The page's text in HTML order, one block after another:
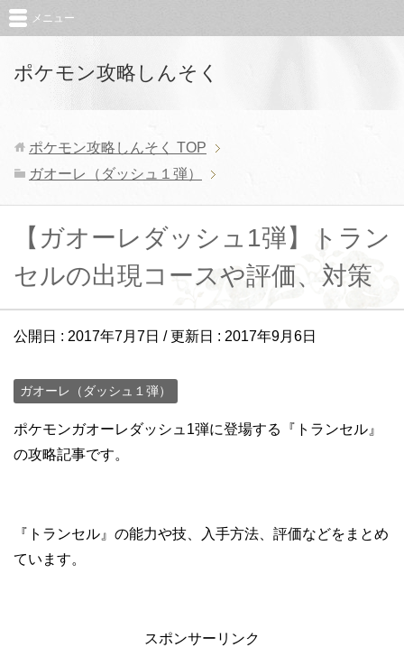
ポケモン攻略しんそく
メニュー
ポケモン攻略しんそく TOP
ガオーレ（ダッシュ１弾）
【ガオーレダッシュ1弾】トラン
セルの出現コースや評価、対策
公開日 : 2017年7月7日 / 更新日 : 2017年9月6日
ガオーレ（ダッシュ１弾）
ポケモンガオーレダッシュ1弾に登場する『トランセル』
の攻略記事です。
『トランセル』の能力や技、入手方法、評価などをまとめ
ています。
スポンサーリンク